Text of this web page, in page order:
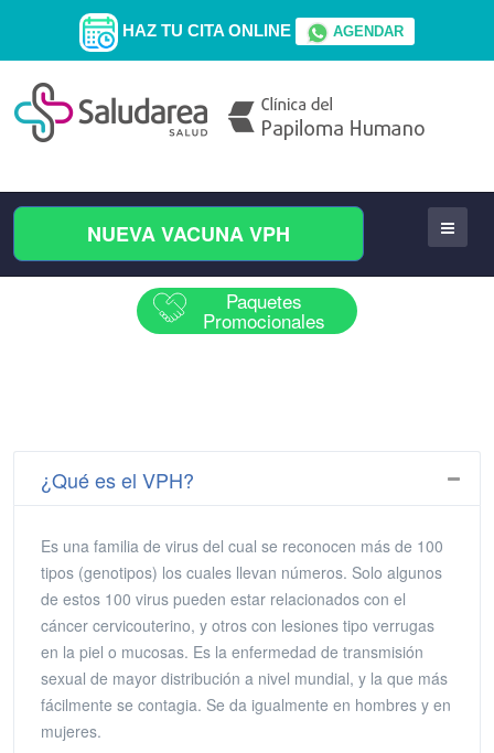
NUEVA VACUNA VPH
Paquetes
Promocionales
¿Qué es el VPH?
Es una familia de virus del cual se reconocen más de 100
tipos (genotipos) los cuales llevan números. Solo algunos
de estos 100 virus pueden estar relacionados con el
cáncer cervicouterino, y otros con lesiones tipo verrugas
en la piel o mucosas. Es la enfermedad de transmisión
sexual de mayor distribución a nivel mundial, y la que más
fácilmente se contagia. Se da igualmente en hombres y en
mujeres.
HAZ TU CITA ONLINE AGENDAR